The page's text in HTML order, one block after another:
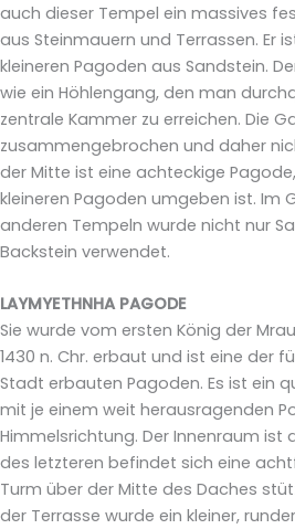
auch dieser Tempel ein massives
aus Steinmauern und Terrassen. Er
kleineren Pagoden aus Sandstein.
wie ein Höhlengang, den man
zentrale Kammer zu erreichen. Die
zusammengebrochen und daher
der Mitte ist eine achteckige
kleineren Pagoden umgeben ist. Im
anderen Tempeln wurde nicht nur
Backstein verwendet.
LAYMYETHNHA PAGODE
Sie wurde vom ersten König der
1430 n. Chr. erbaut und ist eine der
Stadt erbauten Pagoden. Es ist ein
mit je einem weit herausragenden
Himmelsrichtung. Der Innenraum ist
des letzteren befindet sich eine
Turm über der Mitte des Daches
der Terrasse wurde ein kleiner,